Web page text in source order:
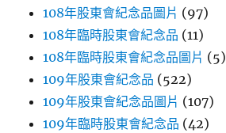
108年股東會紀念品圖片 (97)
108年臨時股東會紀念品 (11)
108年臨時股東會紀念品圖片 (5)
109年股東會紀念品 (522)
109年股東會紀念品圖片 (107)
109年臨時股東會紀念品 (42)